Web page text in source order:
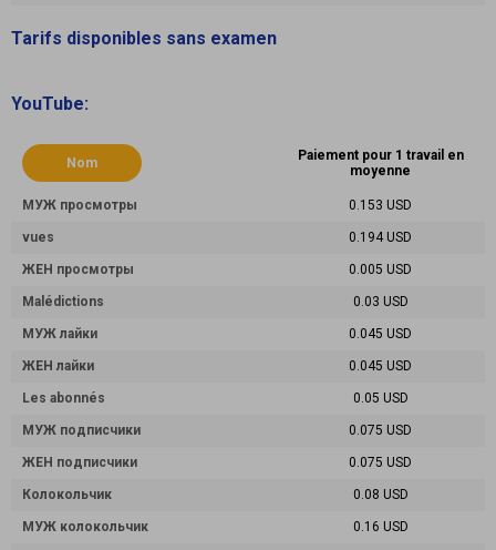
Tarifs disponibles sans examen
YouTube:
Nom
Paiement pour 1 travail en
moyenne
МУЖ просмотры 0.153 USD
vues 0.194 USD
ЖЕН просмотры 0.005 USD
Malédictions 0.03 USD
МУЖ лайки 0.045 USD
ЖЕН лайки 0.045 USD
Les abonnés 0.05 USD
МУЖ подписчики 0.075 USD
ЖЕН подписчики 0.075 USD
Колокольчик 0.08 USD
МУЖ колокольчик 0.16 USD